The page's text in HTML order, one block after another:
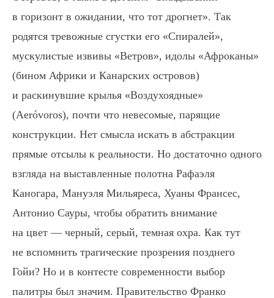
в горизонт в ожидании, что тот дрогнет». Так
родятся тревожные сгустки его «Спиралей»,
мускулистые извивы «Ветров», идолы «Афроканы»
(бином Африки и Канарских островов)
и раскинувшие крылья «Воздухоядные»
(Aeróvoros), почти что невесомые, парящие
конструкции. Нет смысла искать в абстракции
прямые отсылы к реальности. Но достаточно одного
взгляда на выставленные полотна Рафаэля
Каногара, Мануэля Мильяреса, Хуаны Франсес,
Антонио Сауры, чтобы обратить внимание
на цвет — черный, серый, темная охра. Как тут
не вспомнить трагические прозрения позднего
Гойи? Но и в контесте современности выбор
палитры был значим. Правительство Франко